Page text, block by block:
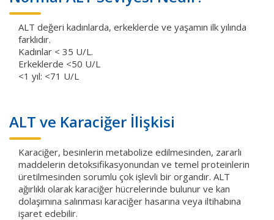
ALT değeri kadınlarda, erkeklerde ve yaşamın ilk yılında
farklıdır.
Kadınlar < 35 U/L.
Erkeklerde <50 U/L
<1 yıl: <71 U/L
ALT ve Karaciğer İlişkisi
Karaciğer, besinlerin metabolize edilmesinden, zararlı
maddelerin detoksifikasyonundan ve temel proteinlerin
üretilmesinden sorumlu çok işlevli bir organdır. ALT
ağırlıklı olarak karaciğer hücrelerinde bulunur ve kan
dolaşımına salınması karaciğer hasarına veya iltihabına
işaret edebilir.